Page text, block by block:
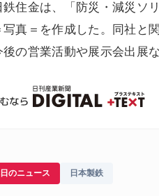
住金は、「防災・減災ソ
写真＝を作成した。同社と
の営業活動や展示会出展
のニュース 日本製鉄